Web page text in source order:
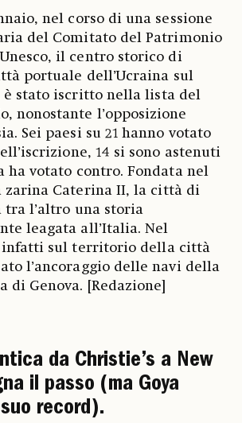
nel corso di una sessione
del Comitato del Patrimonio
il centro storico di
portuale dell’Ucraina sul
è stato iscritto nella lista del
nonostante l’opposizione
Sei paesi su 21 hanno votato
14 si sono astenuti
ha votato contro. Fondata nel
zarina Caterina II, la città di
tra l’altro una storia
leagata all’Italia. Nel
infatti sul territorio della città
l’ancoraggio delle navi della
di Genova. [Redazione]
da Christie’s a New
il passo (ma Goya
record).